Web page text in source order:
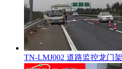
TN-LMJ002 道路监控龙门架